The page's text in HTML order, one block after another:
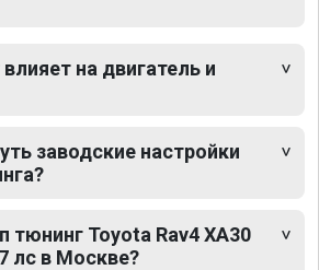
на двигатель и
заводские настройки
тюнинг Toyota Rav4 XA30
лс в Москве?